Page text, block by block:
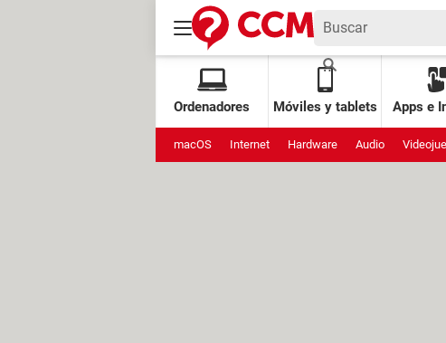
Ordenadores Móviles y tablets Apps e
macOS Internet Hardware Audio